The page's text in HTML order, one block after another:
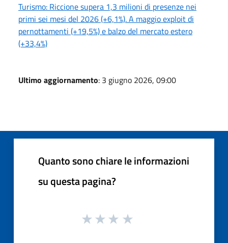
Turismo: Riccione supera 1,3 milioni di presenze nei
primi sei mesi del 2026 (+6,1%). A maggio exploit di
pernottamenti (+19,5%) e balzo del mercato estero
(+33,4%)
Ultimo aggiornamento: 3 giugno 2026, 09:00
Quanto sono chiare le informazioni
su questa pagina?